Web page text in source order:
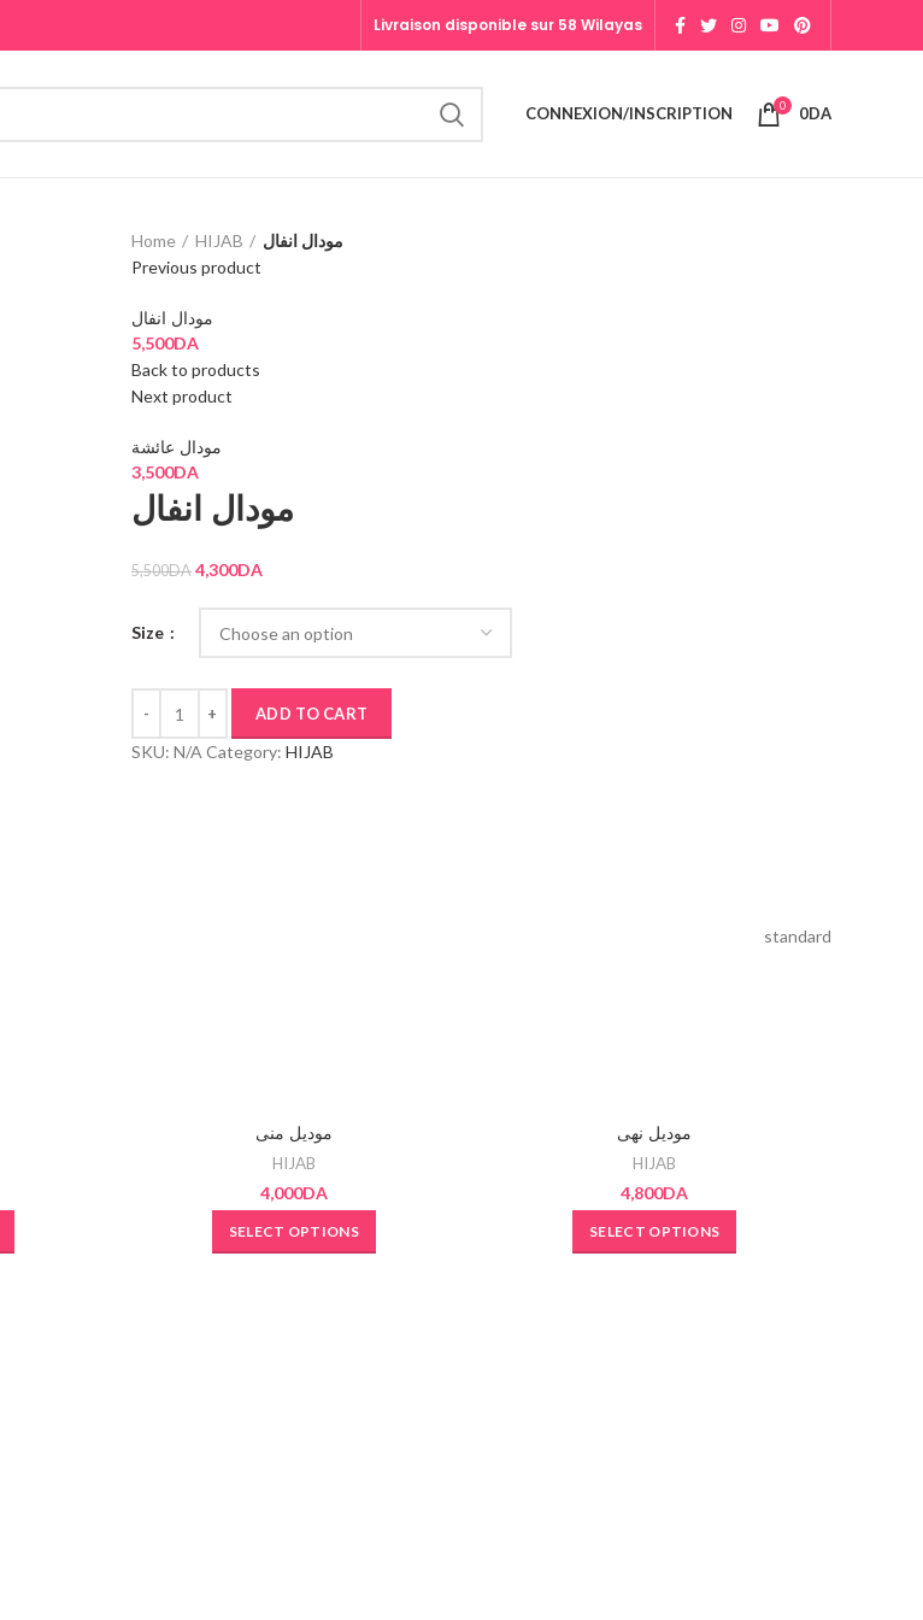
Livraison disponible sur 58 Wilayas
CONNEXION/INSCRIPTION 0 0DA
Home HIJAB
مودال انفال
Previous product
مودال انفال
5,500DA
Back to products
Next product
مودال عائشة
3,500DA
مودال انفال
5,500DA 4,300DA
Size
ADD TO CART
SKU: N/ACategory: HIJAB
standard
موديل منى
HIJAB
4,000DA
SELECT OPTIONS
موديل نهى
HIJAB
4,800DA
SELECT OPTIONS